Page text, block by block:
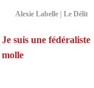
Alexie Labelle | Le Délit
Je suis une fédéraliste
molle